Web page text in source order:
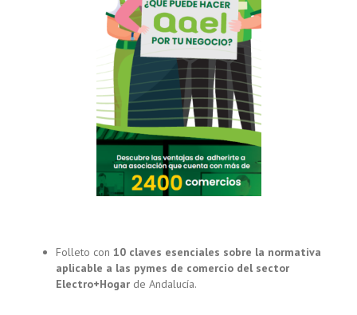
Folleto con 10 claves esenciales sobre la normativa
aplicable a las pymes de comercio del sector
Electro+Hogar de Andalucía.